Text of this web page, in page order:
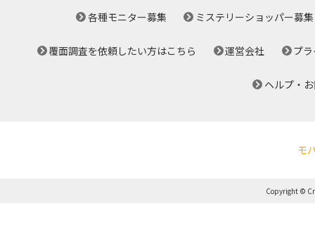
各種モニター募集 ミステリーショッパー募集
覆面調査を依頼したい方はこちら 運営会社 プ
ヘルプ・
モ
Copyright ©